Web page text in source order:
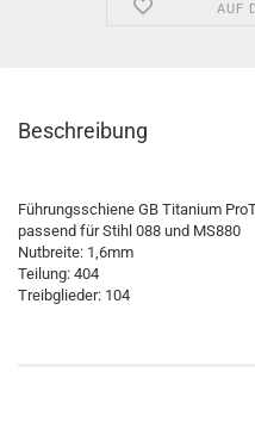
AUF
Beschreibung
Führungsschiene GB Titanium
passend für Stihl 088 und MS880
Nutbreite: 1,6mm
Teilung: 404
Treibglieder: 104